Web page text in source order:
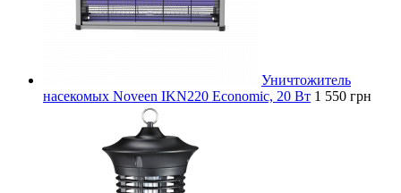
Уничтожитель
насекомых Noveen IKN220 Economic, 20 Вт 1 550 грн